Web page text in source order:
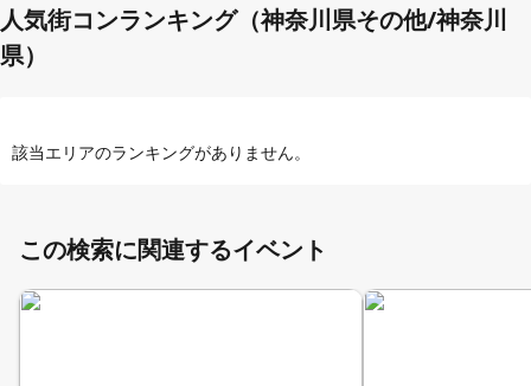
人気街コンランキング（神奈川県その他/神奈川
県）
該当エリアのランキングがありません。
この検索に関連するイベント